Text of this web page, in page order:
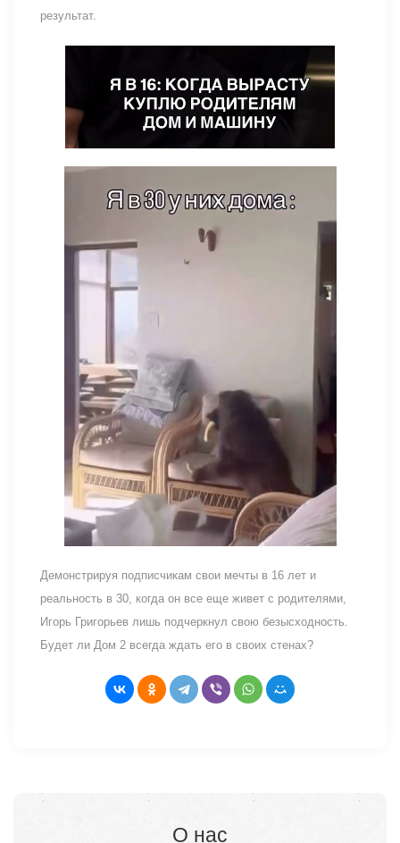
результат.
Демонстрируя подписчикам свои мечты в 16 лет и
реальность в 30, когда он все еще живет с родителями,
Игорь Григорьев лишь подчеркнул свою безысходность.
Будет ли Дом 2 всегда ждать его в своих стенах?
О нас